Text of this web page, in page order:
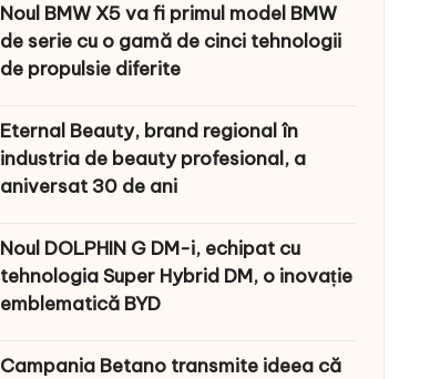
Noul BMW X5 va fi primul model BMW
de serie cu o gamă de cinci tehnologii
de propulsie diferite
Eternal Beauty, brand regional în
industria de beauty profesional, a
aniversat 30 de ani
Noul DOLPHIN G DM-i, echipat cu
tehnologia Super Hybrid DM, o inovație
emblematică BYD
Campania Betano transmite ideea că